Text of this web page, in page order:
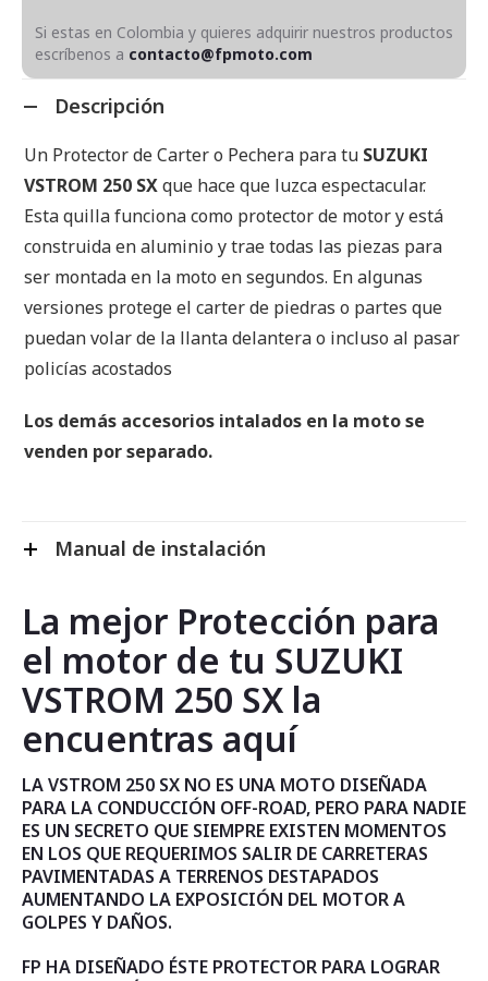
Si estas en Colombia y quieres adquirir nuestros productos
escríbenos a contacto@fpmoto.com
Descripción
Un Protector de Carter o Pechera para tu SUZUKI
VSTROM 250 SXque hace que luzca espectacular.
Esta quilla funciona como protector de motor y está
construida en aluminio y trae todas las piezas para
ser montada en la moto en segundos. En algunas
versiones protege el carter de piedras o partes que
puedan volar de la llanta delantera o incluso al pasar
policías acostados
Los demás accesorios intalados en la moto se
venden por separado.
Manual de instalación
La mejor Protección para
el motor de tu SUZUKI
VSTROM 250 SX la
encuentras aquí
LA VSTROM 250 SX NO ES UNA MOTO DISEÑADA
PARA LA CONDUCCIÓN OFF-ROAD, PERO PARA NADIE
ES UN SECRETO QUE SIEMPRE EXISTEN MOMENTOS
EN LOS QUE REQUERIMOS SALIR DE CARRETERAS
PAVIMENTADAS A TERRENOS DESTAPADOS
AUMENTANDO LA EXPOSICIÓN DEL MOTOR A
GOLPES Y DAÑOS.
FP HA DISEÑADO ÉSTE PROTECTOR PARA LOGRAR